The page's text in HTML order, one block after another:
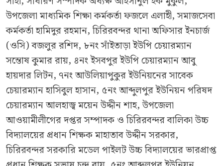
উপজেলা মাধ্যমিক শিক্ষা কর্মকর্তা ফজলে এলাহী, সমাজসেবা
কর্মকর্তা হামিদুর রহমান, চিরিরবন্দর থানা অফিসার ইনচার্জ
(ওসি) বজলুর রশিদ, ৮নং সাঁইতাড়া ইউপি চেয়ারম্যান
সন্তোষ কুমার রায়, ৪নং ইসবপুর ইউপি চেয়ারম্যান আবু
হায়দার লিটন, ৭নং আউলিয়াপুকুর ইউনিয়নের সাবেক
চেয়ারম্যান হাসিবুল হাসান, ৫নং আব্দুলপুর ইউনিয়ন পরিষদ
চেয়ারম্যান আলহাজ্ব ময়েন উদ্দীন শাহ, উপজেলা
আওয়ামীলীগের দপ্তর সম্পাদক ও চিরিরবন্দর বালিকা উচ্চ
বিদ্যালয়ের প্রধান শিক্ষক মাহাতাব উদ্দীন সরকার,
চিরিরবন্দর সরকারি মডেল পাইলট উচ্চ বিদ্যালয়ের ভারপ্রাপ্ত